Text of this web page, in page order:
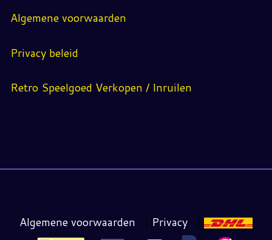
Algemene voorwaarden
Privacy beleid
Retro Speelgoed Verkopen / Inruilen
Algemene voorwaarden | Privacy |